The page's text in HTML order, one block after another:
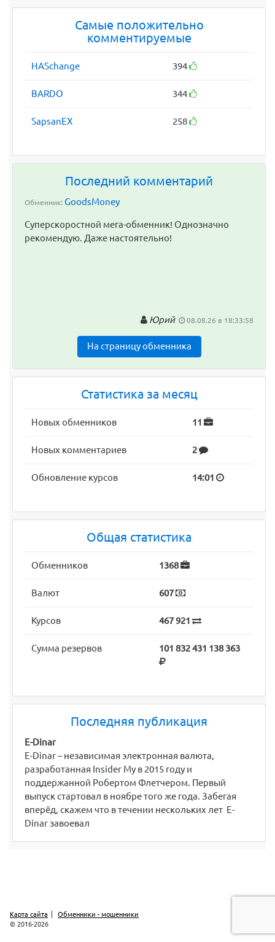
Самые положительно
комментируемые
HASchange 394
BARDO 344
SapsanEX 258
Последний комментарий
Обменник: GoodsMoney
Суперскоростной мега-обменник! Однозначно
рекомендую. Даже настоятельно!
Юрий 08.08.26 в 18:33:58
На страницу обменника
Статистика за месяц
Новых обменников 11
Новых комментариев 2
Обновление курсов 14:01
Общая статистика
Обменников 1368
Валют 607
Курсов 467 921
Сумма резервов 101 832 431 138 363
Последняя публикация
E-Dinar
E-Dinar – независимая электронная валюта,
разработанная Insider My в 2015 году и
поддержанной Робертом Флетчером. Первый
выпуск стартовал в ноябре того же года. Забегая
вперёд, скажем что в течении нескольких лет E-
Dinar завоевал
Карта сайта
Обменники - мошенники
© 2016-2026